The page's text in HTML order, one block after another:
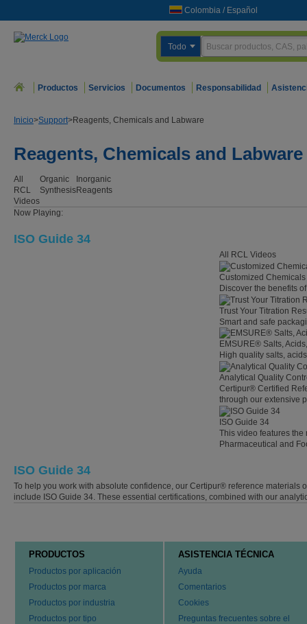
Colombia / Español
Todo
Productos Servicios Documentos Responsabilidad
Inicio>Support>Reagents, Chemicals and Labware
Reagents, Chemicals and Labware
All
RCL
Videos
Organic
Synthesis
Inorganic
Reagents
Now Playing:
ISO Guide 34
All RCL Videos
Customized
Discover the benefits
Trust Your Titration
Smart and safe
EMSURE® Salts,
High quality salts,
Analytical Quality
Certipur® Certified
through our extensive
ISO Guide 34
This video features the
Pharmaceutical and
ISO Guide 34
To help you work with absolute confidence, our Certipur® reference
include ISO Guide 34. These essential certifications, combined with our
PRODUCTOS
Productos por aplicación
Productos por marca
Productos por industria
Productos por tipo
ASISTENCIA TÉCNICA
Ayuda
Comentarios
Cookies
Preguntas frecuentes sobre el